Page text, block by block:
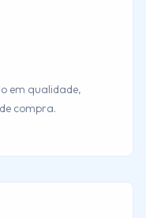
em qualidade,
compra.